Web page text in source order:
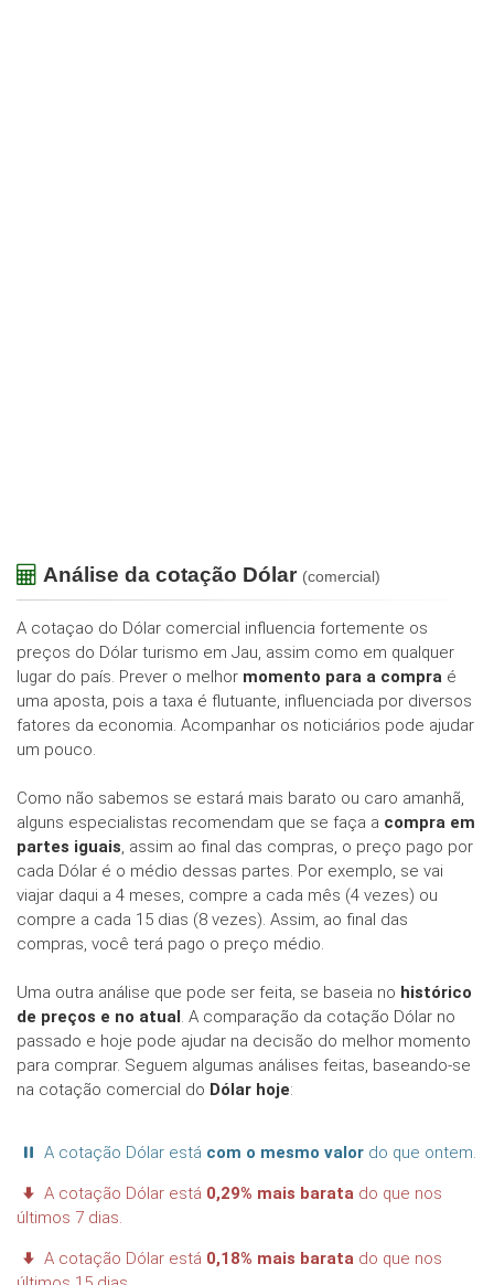
Análise da cotação Dólar (comercial)
A cotaçao do Dólar comercial influencia fortemente os
preços do Dólar turismo em Jau, assim como em qualquer
lugar do país. Prever o melhor momento para a compra é
uma aposta, pois a taxa é flutuante, influenciada por diversos
fatores da economia. Acompanhar os noticiários pode ajudar
um pouco.
Como não sabemos se estará mais barato ou caro amanhã,
alguns especialistas recomendam que se faça a compra em
partes iguais , assim ao final das compras, o preço pago por
cada Dólar é o médio dessas partes. Por exemplo, se vai
viajar daqui a 4 meses, compre a cada mês (4 vezes) ou
compre a cada 15 dias (8 vezes). Assim, ao final das
compras, você terá pago o preço médio.
Uma outra análise que pode ser feita, se baseia no histórico
de preços e no atual . A comparação da cotação Dólar no
passado e hoje pode ajudar na decisão do melhor momento
para comprar. Seguem algumas análises feitas, baseando-se
na cotação comercial do Dólar hoje:
A cotação Dólar está com o mesmo valor do que ontem.
A cotação Dólar está 0,29% mais barata do que nos
últimos 7 dias.
A cotação Dólar está 0,18% mais barata do que nos